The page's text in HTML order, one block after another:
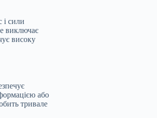
і сили
виключає
високу
або
тривале